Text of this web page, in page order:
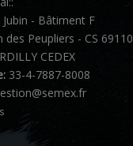
- Bâtiment F
des Peupliers - CS 69110
CEDEX
33-4-7887-8008